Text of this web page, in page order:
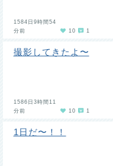
1584日9時間54
分前
10 1
撮影してきたよ〜
1586日3時間11
分前
10 1
1日だ〜！！